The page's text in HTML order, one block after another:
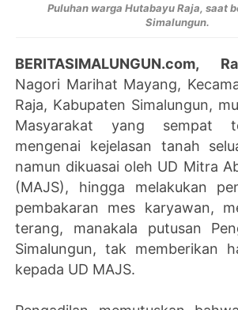
Puluhan warga Hutabayu Raja, saat
Simalungun.
BERITASIMALUNGUN.com,
Nagori Marihat Mayang,
Raja, Kabupaten Simalungun,
Masyarakat yang sempat
mengenai kejelasan tanah
namun dikuasai oleh UD Mitra
(MAJS), hingga melakukan
pembakaran mes karyawan,
terang, manakala putusan
Simalungun, tak memberikan
kepada UD MAJS.